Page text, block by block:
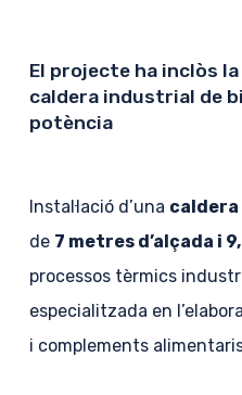
El projecte ha inclòs
caldera industrial de
potència
Instal·lació d’una
de 7 metres d’alçada i
processos tèrmics
especialitzada en
i complements